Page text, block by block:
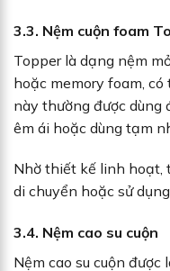
3.3. Nệm cuộn foam
Topper là dạng nệm
hoặc memory foam,
này thường được
êm ái hoặc dùng tạm
Nhờ thiết kế linh hoạt,
di chuyển hoặc sử
3.4. Nệm cao su cuộn
Nệm cao su cuộn được